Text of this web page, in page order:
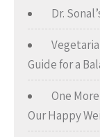
Dr.
Guide for a
One
Our Happy